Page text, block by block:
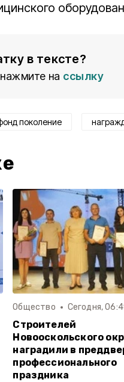
в тексте?
на ссылку
поколение
Общество Сегодня,
Строителей
Новооскольского
наградили в
профессионального
праздника